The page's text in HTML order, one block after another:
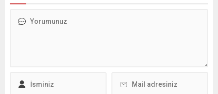
Karara itiraz eden Tetik,